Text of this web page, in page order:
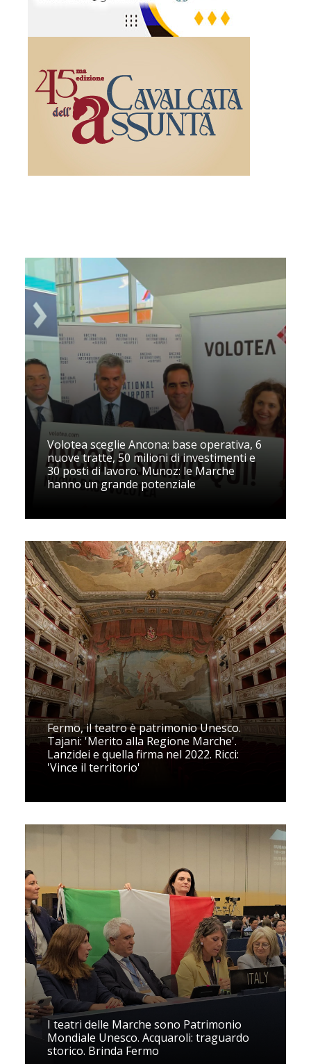
Volotea sceglie Ancona: base operativa, 6
nuove tratte, 50 milioni di investimenti e
30 posti di lavoro. Munoz: le Marche
hanno un grande potenziale
Fermo, il teatro è patrimonio Unesco.
Tajani: 'Merito alla Regione Marche'.
Lanzidei e quella firma nel 2022. Ricci:
'Vince il territorio'
I teatri delle Marche sono Patrimonio
Mondiale Unesco. Acquaroli: traguardo
storico. Brinda Fermo